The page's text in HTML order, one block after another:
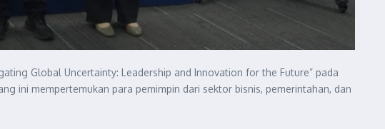
Global Uncertainty: Leadership and Innovation for the Future” pada
ini mempertemukan para pemimpin dari sektor bisnis, pemerintahan, dan